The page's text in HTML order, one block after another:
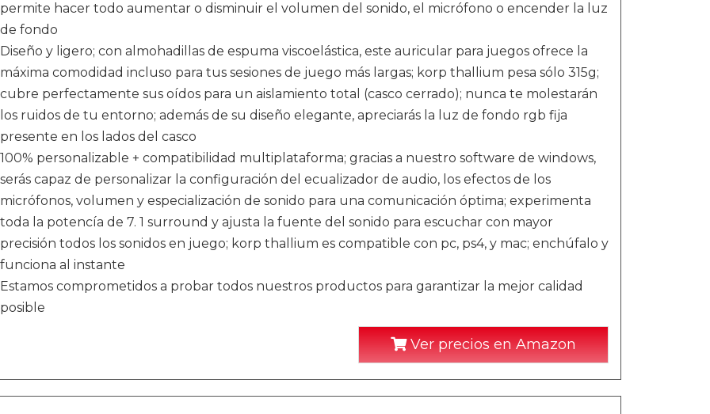
permite hacer todo aumentar o disminuir el volumen del sonido, el micrófono o encender la luz
de fondo
Diseño y ligero; con almohadillas de espuma viscoelástica, este auricular para juegos ofrece la
máxima comodidad incluso para tus sesiones de juego más largas; korp thallium pesa sólo 315g;
cubre perfectamente sus oídos para un aislamiento total (casco cerrado); nunca te molestarán
los ruidos de tu entorno; además de su diseño elegante, apreciarás la luz de fondo rgb fija
presente en los lados del casco
100% personalizable + compatibilidad multiplataforma; gracias a nuestro software de windows,
serás capaz de personalizar la configuración del ecualizador de audio, los efectos de los
micrófonos, volumen y especialización de sonido para una comunicación óptima; experimenta
toda la potencía de 7. 1 surround y ajusta la fuente del sonido para escuchar con mayor
precisión todos los sonidos en juego; korp thallium es compatible con pc, ps4, y mac; enchúfalo y
funciona al instante
Estamos comprometidos a probar todos nuestros productos para garantizar la mejor calidad
posible
Ver precios en Amazon